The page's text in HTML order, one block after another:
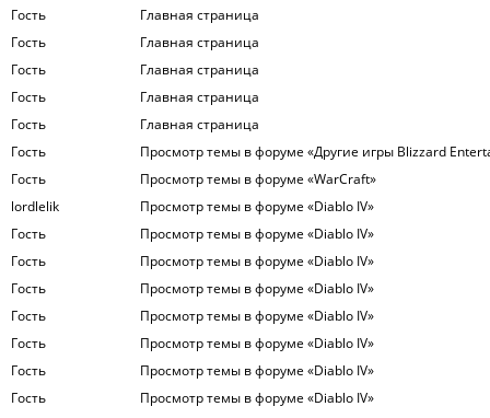
Гость
Главная страница
Гость
Главная страница
Гость
Главная страница
Гость
Главная страница
Гость
Главная страница
Гость
Просмотр темы в форуме «Другие игры Blizzard
Гость
Просмотр темы в форуме «WarСraft»
lordlelik
Просмотр темы в форуме «Diablo IV»
Гость
Просмотр темы в форуме «Diablo IV»
Гость
Просмотр темы в форуме «Diablo IV»
Гость
Просмотр темы в форуме «Diablo IV»
Гость
Просмотр темы в форуме «Diablo IV»
Гость
Просмотр темы в форуме «Diablo IV»
Гость
Просмотр темы в форуме «Diablo IV»
Гость
Просмотр темы в форуме «Diablo IV»